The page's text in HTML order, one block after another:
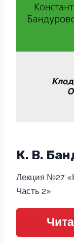
К. В.
Лекция №27
Часть 2»